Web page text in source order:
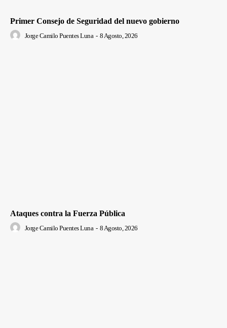
Primer Consejo de Seguridad del nuevo gobierno
Jorge Camilo Puentes Luna - 8 Agosto, 2026
Ataques contra la Fuerza Pública
Jorge Camilo Puentes Luna - 8 Agosto, 2026